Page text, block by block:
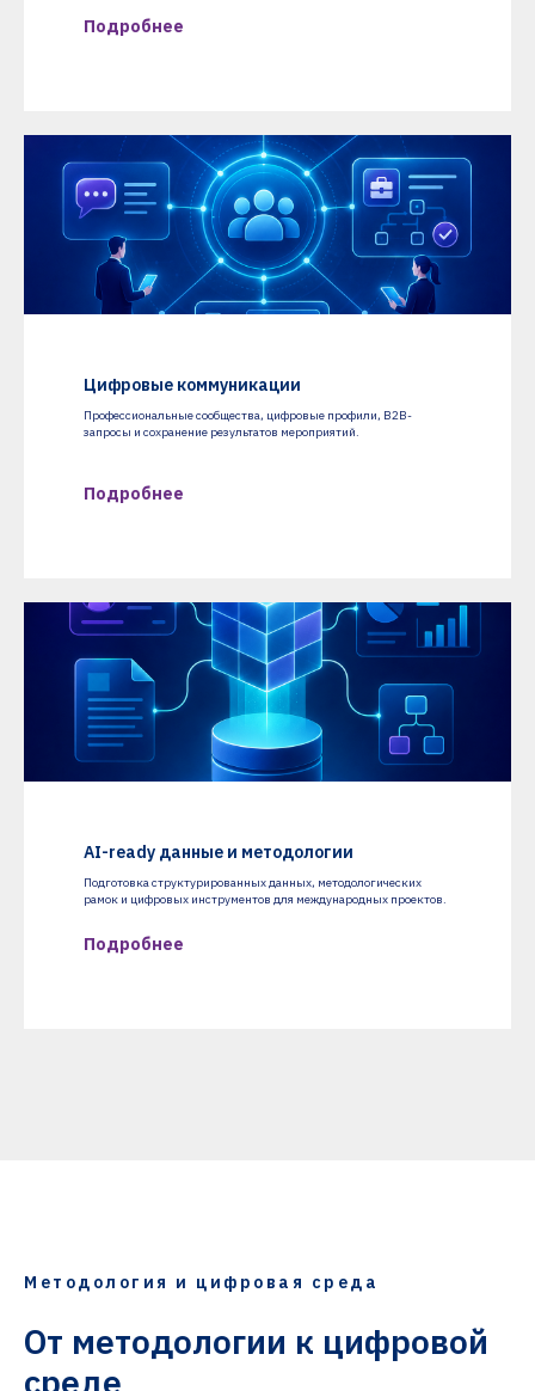
Подробнее
Цифровые коммуникации
Профессиональные сообщества, цифровые профили, B2B-
запросы и сохранение результатов мероприятий.
Подробнее
AI-ready данные и методологии
Подготовка структурированных данных, методологических
рамок и цифровых инструментов для международных проектов.
Подробнее
Методология и цифровая среда
От методологии к цифровой
среде